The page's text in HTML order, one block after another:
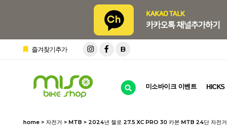
즐겨찾기추가 B
미소바이크 이벤트 HICKS
home > 자전거 > MTB > 2024년 첼로 27.5 XC PRO 30 카본 MTB 24단 자전거